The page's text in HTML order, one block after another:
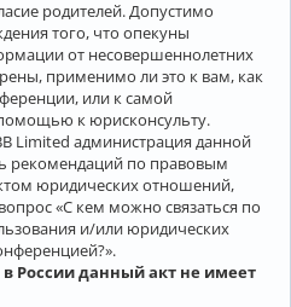
родителей. Допустимо
того, что опекуны
от несовершеннолетних
применимо ли это к вам, как
или к самой
к юрисконсульту.
Limited администрация данной
рекомендаций по правовым
юридических отношений,
«С кем можно связаться по
и/или юридических
России данный акт не имеет